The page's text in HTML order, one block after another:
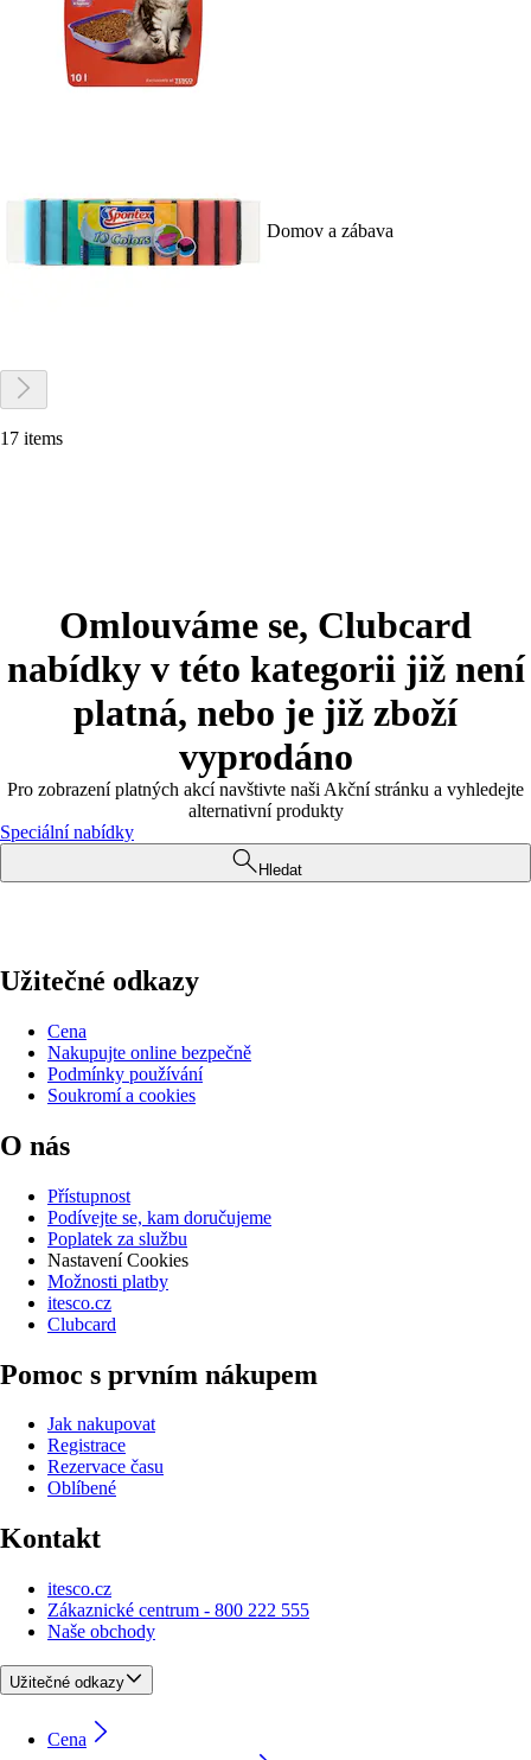
Domov a zábava
17 items
Omlouváme se, Clubcard
nabídky v této kategorii již není
platná, nebo je již zboží
vyprodáno
Pro zobrazení platných akcí navštivte naši Akční stránku a vyhledejte
alternativní produkty
Speciální nabídky
Hledat
Užitečné odkazy
Cena
Nakupujte online bezpečně
Podmínky používání
Soukromí a cookies
O nás
Přístupnost
Podívejte se, kam doručujeme
Poplatek za službu
Nastavení Cookies
Možnosti platby
itesco.cz
Clubcard
Pomoc s prvním nákupem
Jak nakupovat
Registrace
Rezervace času
Oblíbené
Kontakt
itesco.cz
Zákaznické centrum - 800 222 555
Naše obchody
Užitečné odkazy
Cena